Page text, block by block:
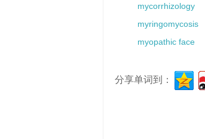
mycorrhizology
myringomycosis
myopathic face
分享单词到：